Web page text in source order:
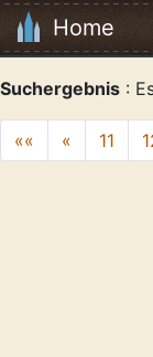
Home
Suchergebnis :
«« « 11